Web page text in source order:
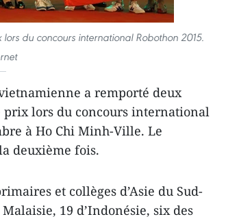
du concours international Robothon 2015.
a remporté deux
prix lors du concours international
à Ho Chi Minh-Ville. ​Le
deuxième fois.
et collèges d’Asie du Sud-
19 d’Indonésie, six des